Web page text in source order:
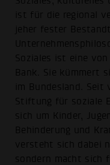
ist für die regional
jeher fester
Soziales ist eine
Bank. Sie kümmert
im Bundesland.
Stiftung für soziale
sich um Kinder,
Behinderung und
versteht sich dabei
sondern macht sich